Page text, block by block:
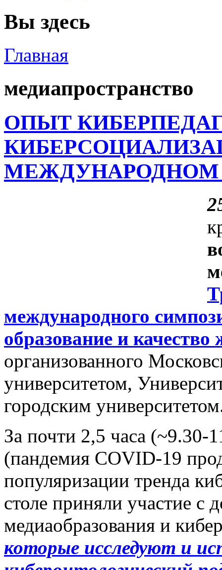
Вы здесь
Главная
медиапространство
ОПЫТ
международного
образование и качество
организованного
университетом,
городским
За почти 2,5 часа
(пандемия COVID-19
популяризации тренда
столе приняли участие с
медиаобразования и
которые исследуют и